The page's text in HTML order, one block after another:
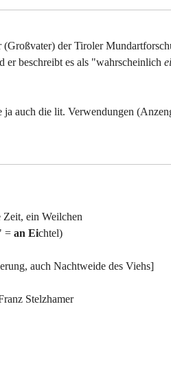
(Großvater) der Tiroler
er beschreibt es als "wahrscheinlich
auch die lit. Verwendungen
ein Weilchen
= an Eichtel)
auch Nachtweide des Viehs]
Stelzhamer